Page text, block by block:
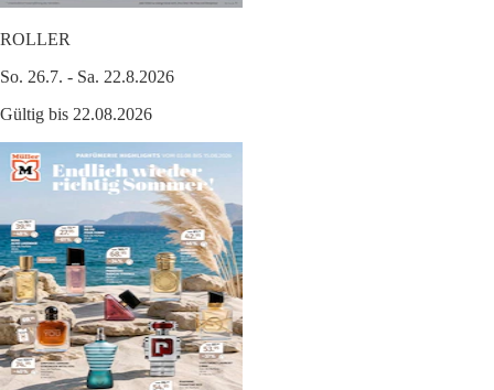
ROLLER
So. 26.7. - Sa. 22.8.2026
Gültig bis 22.08.2026